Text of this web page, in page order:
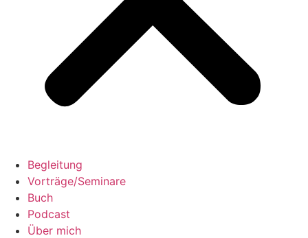
Begleitung
Vorträge/Seminare
Buch
Podcast
Über mich